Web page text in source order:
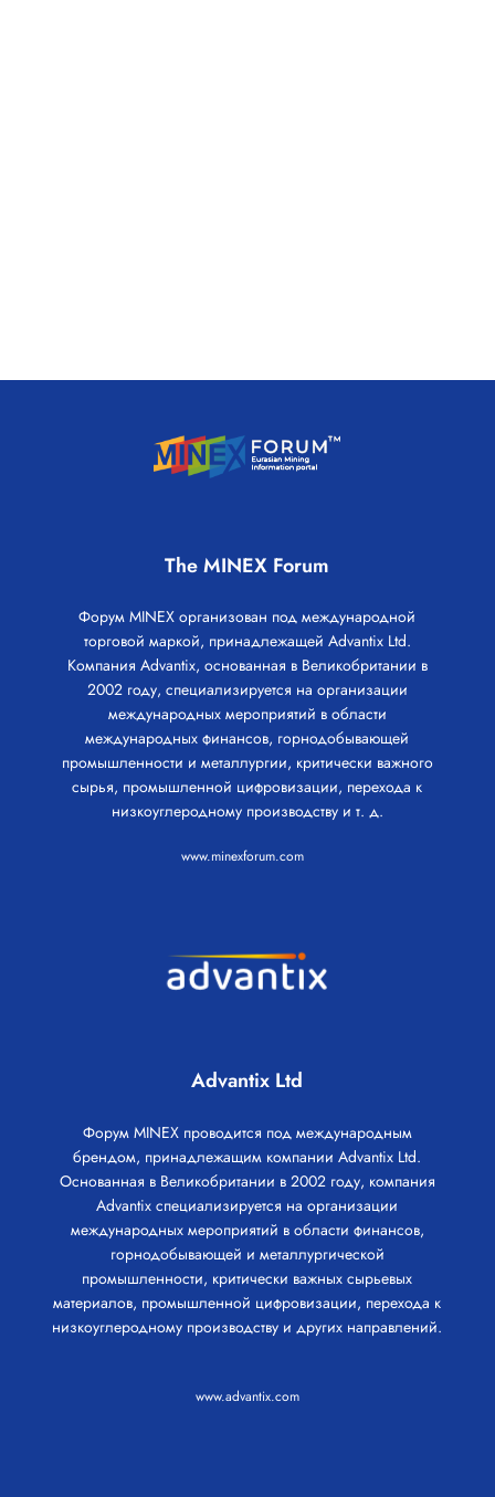
The MINEX Forum
Форум MINEX организован под международной
торговой маркой, принадлежащей Advantix Ltd.
Компания Advantix, основанная в Великобритании в
2002 году, специализируется на организации
международных мероприятий в области
международных финансов, горнодобывающей
промышленности и металлургии, критически важного
сырья, промышленной цифровизации, перехода к
низкоуглеродному производству и т. д.
www.minexforum.com
Advantix Ltd
Форум MINEX проводится под международным
брендом, принадлежащим компании Advantix Ltd.
Основанная в Великобритании в 2002 году, компания
Advantix специализируется на организации
международных мероприятий в области финансов,
горнодобывающей и металлургической
промышленности, критически важных сырьевых
материалов, промышленной цифровизации, перехода к
низкоуглеродному производству и других направлений.
www.advantix.com